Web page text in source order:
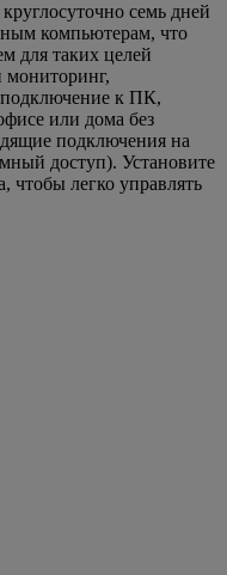
семь дней
компьютерам, что
для таких целей
мониторинг,
подключение к ПК,
или дома без
подключения на
доступ). Установите
чтобы легко управлять